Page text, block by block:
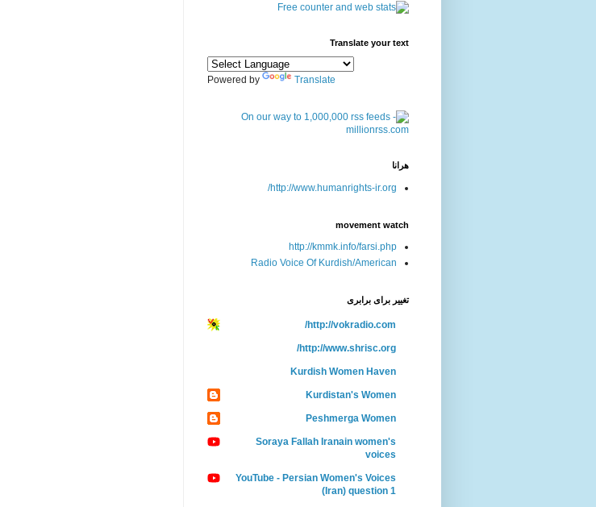
Translate your text
Powered by Translate
هرانا
http://www.humanrights-ir.org/
movement watch
http://kmmk.info/farsi.php
Radio Voice Of Kurdish/American
تغییر برای برابری
http://vokradio.com/
http://www.shrisc.org/
Kurdish Women Haven
Kurdistan's Women
Peshmerga Women
Soraya Fallah Iranain women's
voices
YouTube - Persian Women's Voices
(Iran) question 1